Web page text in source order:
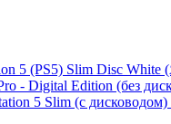
5 (PS5) Slim Disc
- Digital Edition (без
5 Slim (с